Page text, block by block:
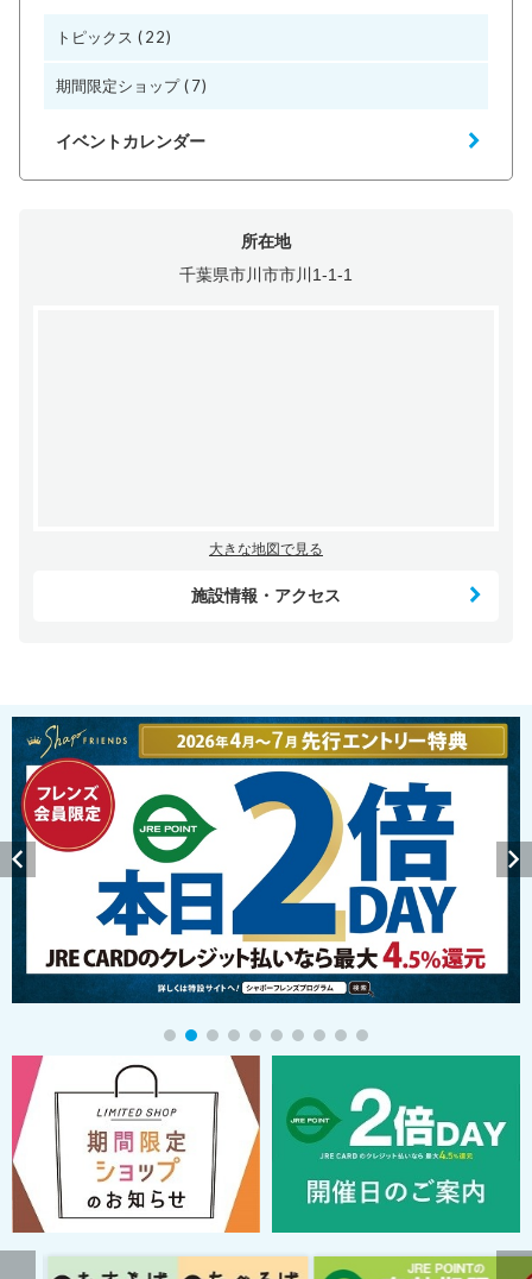
トピックス (22)
期間限定ショップ(7)
イベントカレンダー
所在地
千葉県市川市市川1-1-1
大きな地図で見る
施設情報・アクセス